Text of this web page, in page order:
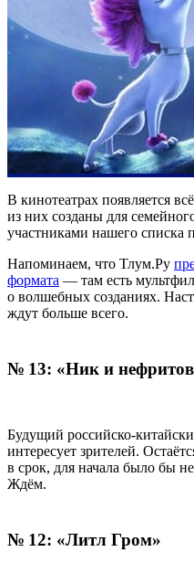
В кинотеатрах появляется
из них созданы для
участниками нашего списка
Напоминаем, что Тлум.Ру
формата — там есть
о волшебных созданиях.
ждут больше всего.
№ 13: «Ник и
Будущий российско-
интересует зрителей.
в срок, для начала было бы
Ждём.
№ 12: «Литл Гром»